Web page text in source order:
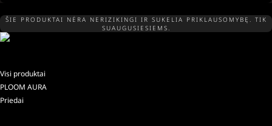
ŠIE PRODUKTAI NĖRA NERIZIKINGI IR SUKELIA PRIKLAUSOMYBĘ. TIK
SUAUGUSIESIEMS.
Visi produktai
PLOOM AURA
Priedai